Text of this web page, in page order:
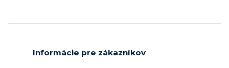
Informácie pre zákazníkov